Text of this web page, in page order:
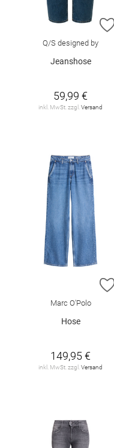
Q/S designed by
Jeanshose
59,99 €
inkl. MwSt. zzgl. Versand
Marc O'Polo
Hose
149,95 €
inkl. MwSt. zzgl. Versand